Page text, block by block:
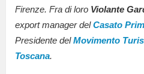
Firenze. Fra di loro Violante
export manager delCasato
Presidente delMovimento
Toscana.